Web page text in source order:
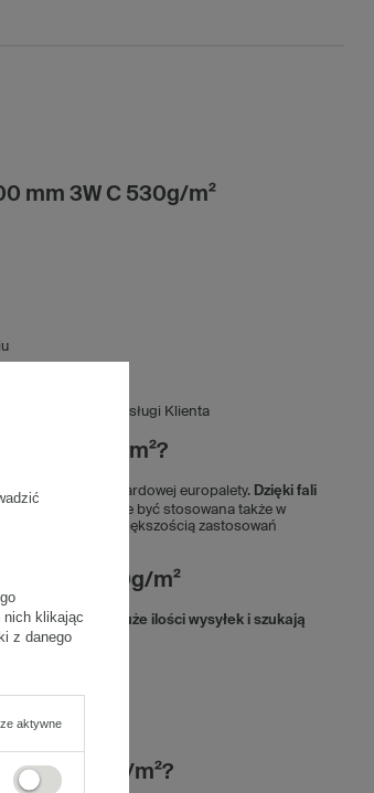
mm 3W C 530g/m²
Biurem Obsługi Klienta
3W C 530g/m²?
wymiarów standardowej europalety. Dzięki fali
wadze
. Może być stosowana także w
komponuje się z większością zastosowań
3W C 530g/m²
przygotowują duże ilości wysyłek i szukają
3W C 530g/m²?
nich klikając
z danego
aktywne